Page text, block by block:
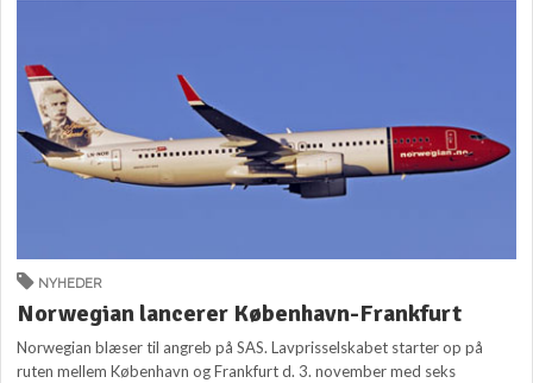
NYHEDER
Norwegian lancerer København-Frankfurt
Norwegian blæser til angreb på SAS. Lavprisselskabet starter op på
ruten mellem København og Frankfurt d. 3. november med seks